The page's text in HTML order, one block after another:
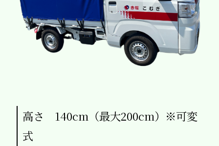
高さ 140cm（最大200cm）※可変
式